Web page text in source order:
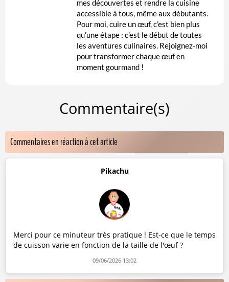
mes découvertes et rendre la cuisine
accessible à tous, même aux débutants.
Pour moi, cuire un œuf, c’est bien plus
qu’une étape : c’est le début de toutes
les aventures culinaires. Rejoignez-moi
pour transformer chaque œuf en
moment gourmand !
Commentaire(s)
Commentaires en réaction à cet article
Pikachu
Merci pour ce minuteur très pratique ! Est-ce que le temps
de cuisson varie en fonction de la taille de l'œuf ?
09/06/2026 13:02